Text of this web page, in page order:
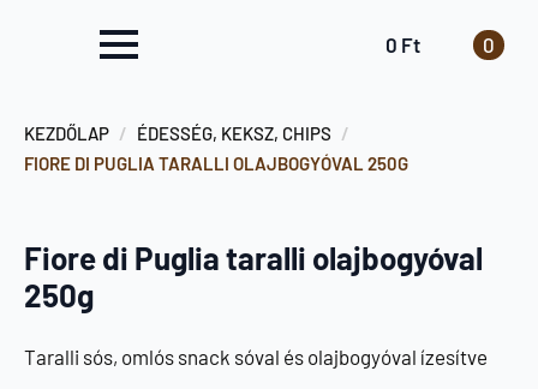
0 Ft 0
KEZDŐLAP
ÉDESSÉG, KEKSZ, CHIPS
FIORE DI PUGLIA TARALLI OLAJBOGYÓVAL 250G
Fiore di Puglia taralli olajbogyóval
250g
Taralli sós, omlós snack sóval és olajbogyóval ízesítve